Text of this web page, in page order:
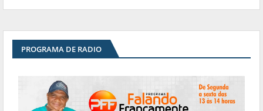
PROGRAMA DE RADIO